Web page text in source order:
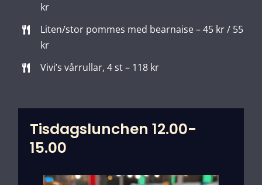
kr
Liten/stor pommes med bearnaise – 45 kr / 55
kr
Vivi’s vårrullar, 4 st – 118 kr
Tisdagslunchen 12.00-
15.00